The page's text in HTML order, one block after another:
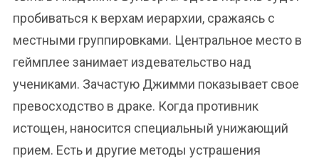
пробиваться к верхам иерархии, сражаясь с
местными группировками. Центральное место в
геймплее занимает издевательство над
учениками. Зачастую Джимми показывает свое
превосходство в драке. Когда противник
истощен, наносится специальный унижающий
прием. Есть и другие методы устрашения